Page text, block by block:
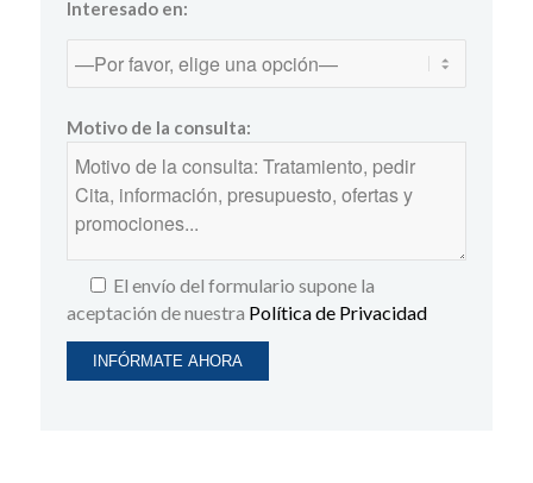
Interesado en:
Motivo de la consulta:
El envío del formulario supone la
aceptación de nuestra Política de Privacidad